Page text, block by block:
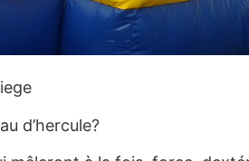
d’hercule?